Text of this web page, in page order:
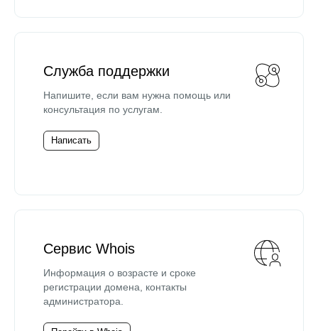
Служба поддержки
Напишите, если вам нужна помощь или
консультация по услугам.
Написать
Сервис Whois
Информация о возрасте и сроке
регистрации домена, контакты
администратора.